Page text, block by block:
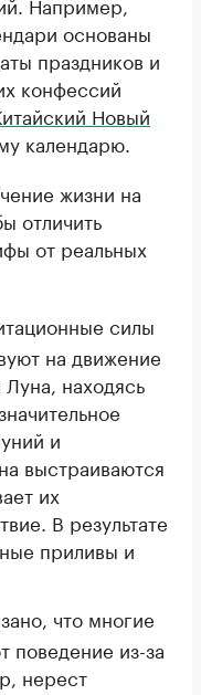
основаны
праздников и
конфессий
Новый
календарю.
жизни на
отличить
от реальных
силы
на движение
находясь
и
выстраиваются
их
В результате
приливы и
что многие
поведение из-за
нерест